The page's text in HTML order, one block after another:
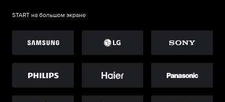
START на большом экране